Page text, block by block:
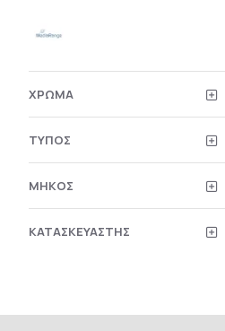
ΧΡΏΜΑ
ΤΎΠΟΣ
ΜΉΚΟΣ
ΚΑΤΑΣΚΕΥΑΣΤΉΣ